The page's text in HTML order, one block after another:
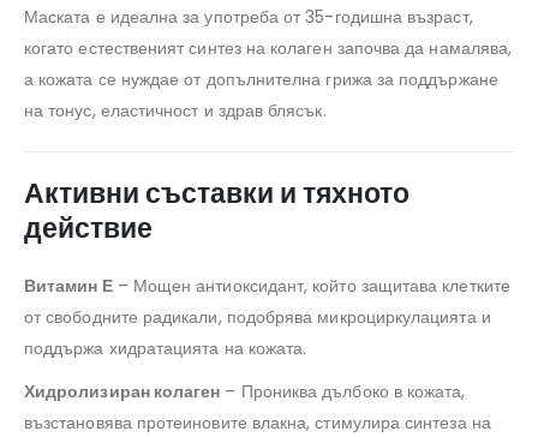
Маската е идеална за употреба от 35-годишна възраст,
когато естественият синтез на колаген започва да намалява,
а кожата се нуждае от допълнителна грижа за поддържане
на тонус, еластичност и здрав блясък.
Активни съставки и тяхното
действие
Витамин Е– Мощен антиоксидант, който защитава клетките
от свободните радикали, подобрява микроциркулацията и
поддържа хидратацията на кожата.
Хидролизиран колаген – Прониква дълбоко в кожата,
възстановява протеиновите влакна, стимулира синтеза на